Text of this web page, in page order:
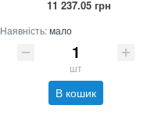
11 237.05 грн
Наявність:мало
шт
В кошик